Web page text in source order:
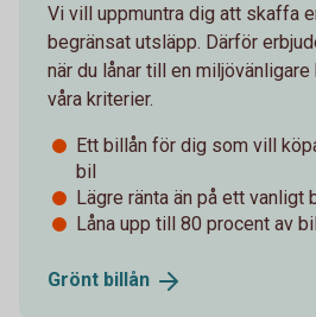
Vi vill uppmuntra dig att skaffa
begränsat utsläpp. Därför
när du lånar till en
våra kriterier.
Ett billån för dig som vill
bil
Lägre ränta än på ett vanligt
Låna upp till 80 procent av
Grönt billån